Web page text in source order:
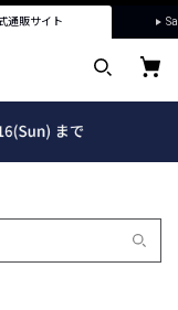
通販サイト